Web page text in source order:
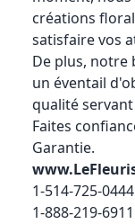
créations
satisfaire vos
De plus, notre
un éventail
qualité
Faites
Garantie.
1-514-725-0444
1-888-219-6911